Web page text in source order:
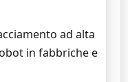
ad alta
in fabbriche e